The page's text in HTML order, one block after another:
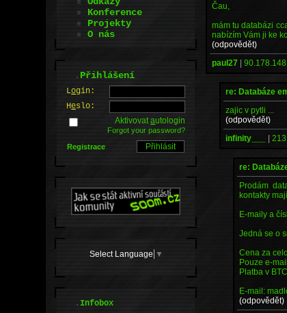
Čau,
mám tu databázi
nabízím Vám ji ke
(odpovědět)
paul27 |
re: Databáze
zajic v pytli ...
(odpovědět)
infinity___
|
re:
Prodám
kontakty
E-maily a
Jedná se o
Cena za
Pouze e-
Platba v
E-mail:
(odpovědět)
Konference
Projekty
O nás
.Přihlášení
Login:
Heslo:
Aktivovatautologin
Forgot your password?
Registrace
Select Language ▼
.Infobox